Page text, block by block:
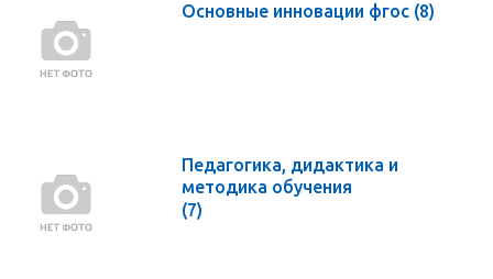
Основные инновации фгос (8)
Педагогика, дидактика и
методика обучения
(7)